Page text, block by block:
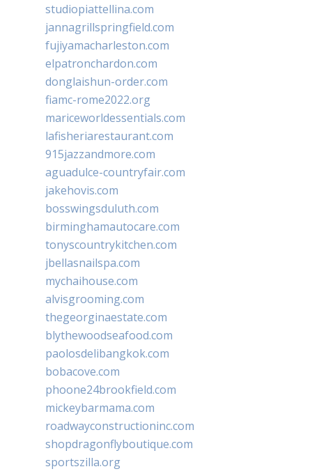
studiopiattellina.com
jannagrillspringfield.com
fujiyamacharleston.com
elpatronchardon.com
donglaishun-order.com
fiamc-rome2022.org
mariceworldessentials.com
lafisheriarestaurant.com
915jazzandmore.com
aguadulce-countryfair.com
jakehovis.com
bosswingsduluth.com
birminghamautocare.com
tonyscountrykitchen.com
jbellasnailspa.com
mychaihouse.com
alvisgrooming.com
thegeorginaestate.com
blythewoodseafood.com
paolosdelibangkok.com
bobacove.com
phoone24brookfield.com
mickeybarmama.com
roadwayconstructioninc.com
shopdragonflyboutique.com
sportszilla.org